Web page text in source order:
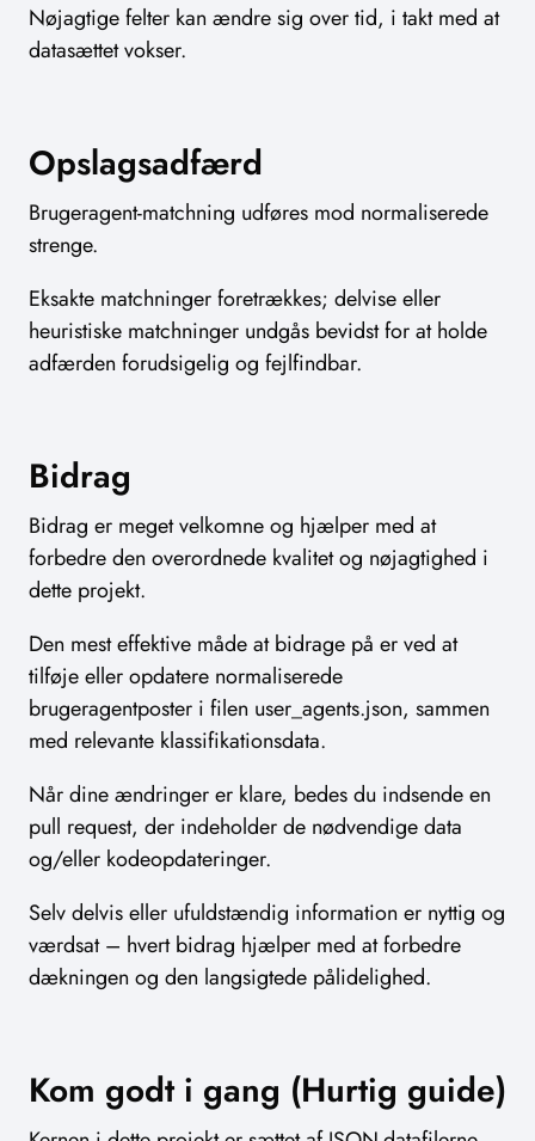
Nøjagtige felter kan ændre sig over tid, i takt med at
datasættet vokser.
Opslagsadfærd
Brugeragent-matchning udføres mod normaliserede
strenge.
Eksakte matchninger foretrækkes; delvise eller
heuristiske matchninger undgås bevidst for at holde
adfærden forudsigelig og fejlfindbar.
Bidrag
Bidrag er meget velkomne og hjælper med at
forbedre den overordnede kvalitet og nøjagtighed i
dette projekt.
Den mest effektive måde at bidrage på er ved at
tilføje eller opdatere normaliserede
brugeragentposter i filen user_agents.json, sammen
med relevante klassifikationsdata.
Når dine ændringer er klare, bedes du indsende en
pull request, der indeholder de nødvendige data
og/eller kodeopdateringer.
Selv delvis eller ufuldstændig information er nyttig og
værdsat – hvert bidrag hjælper med at forbedre
dækningen og den langsigtede pålidelighed.
Kom godt i gang (Hurtig guide)